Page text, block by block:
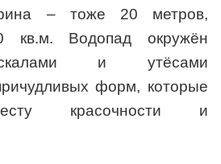
– тоже 20 метров,
Водопад окружён
и утёсами
форм, которые
красочности и